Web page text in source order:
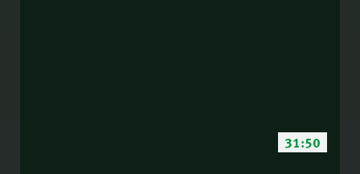
31:50